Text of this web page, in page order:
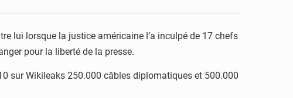
lui lorsque la justice américaine l’a inculpé de 17 chefs
pour la liberté de la presse.
sur Wikileaks 250.000 câbles diplomatiques et 500.000